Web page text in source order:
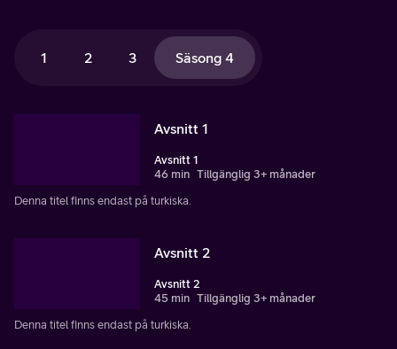
1 2 3 Säsong 4
Avsnitt 1
Avsnitt 1
46 min Tillgänglig 3+ månader
Denna titel finns endast på turkiska.
Avsnitt 2
Avsnitt 2
45 min Tillgänglig 3+ månader
Denna titel finns endast på turkiska.